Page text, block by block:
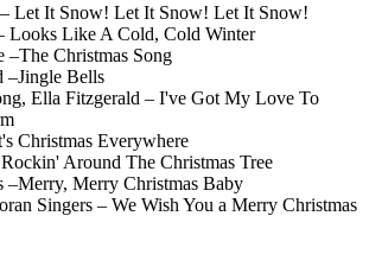
Let It Snow! Let It Snow! Let It Snow!
Looks Like A Cold, Cold Winter
Christmas Song
–Jingle Bells
Ella Fitzgerald – I've Got My Love To
Christmas Everywhere
Around The Christmas Tree
–Merry, Merry Christmas Baby
Singers – We Wish You a Merry Christmas